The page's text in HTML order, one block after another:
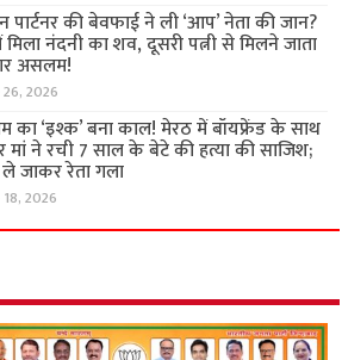
पार्टनर की बेवफाई ने ली ‘आप’ नेता की जान?
नंदनी का शव, दूसरी पत्नी से मिलने जाता
असलम!
2026
का ‘इश्क’ बना काल! मेरठ में बॉयफ्रेंड के साथ
मां ने रची 7 साल के बेटे की हत्या की साजिश;
जाकर रेता गला
2026